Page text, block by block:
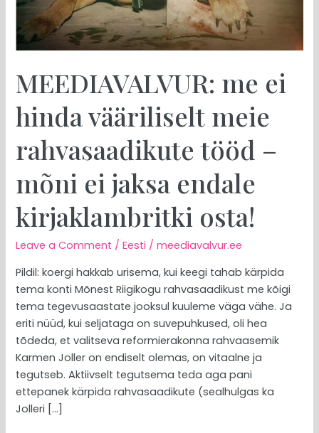
MEEDIAVALVUR: me ei
hinda vääriliselt meie
rahvasaadikute tööd –
mõni ei jaksa endale
kirjaklambritki osta!
Leave a Comment /Eesti /meediavalvur.ee
Pildil: koergi hakkab urisema, kui keegi tahab kärpida
tema konti Mõnest Riigikogu rahvasaadikust me kõigi
tema tegevusaastate jooksul kuuleme väga vähe. Ja
eriti nüüd, kui seljataga on suvepuhkused, oli hea
tõdeda, et valitseva reformierakonna rahvaasemik
Karmen Joller on endiselt olemas, on vitaalne ja
tegutseb. Aktiivselt tegutsema teda aga pani
ettepanek kärpida rahvasaadikute (sealhulgas ka
Jolleri […]
tööd
mõni
jaksa
endale
kirjaklambritki
osta!